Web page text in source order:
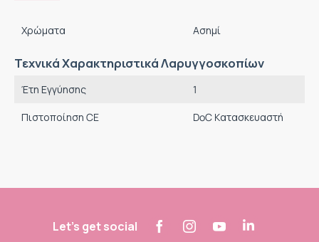
Χρώματα Ασημί
Τεχνικά Χαρακτηριστικά Λαρυγγοσκοπίων
Έτη Εγγύησης 1
Πιστοποίηση CE DoC Kατασκευαστή
Let's get social